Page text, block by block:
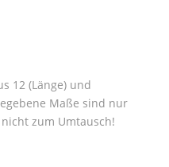
12 (Länge) und
Maße sind nur
zum Umtausch!